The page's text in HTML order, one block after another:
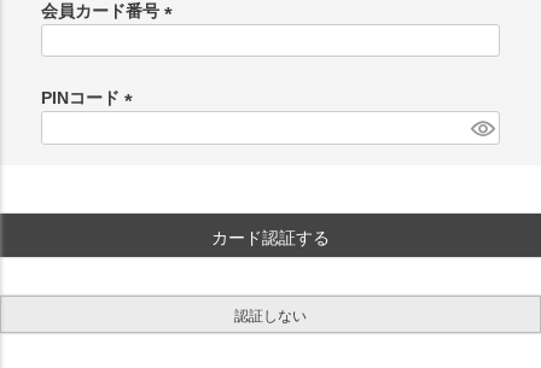
会員カード番号
)
PINコード
カード認証する
認証しない